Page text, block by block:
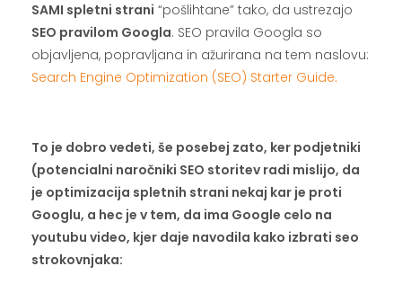
SAMI spletni strani “pošlihtane” tako, da ustrezajo
SEO pravilom Googla. SEO pravila Googla so
objavljena, popravljana in ažurirana na tem naslovu:
Search Engine Optimization (SEO) Starter Guide.
To je dobro vedeti, še posebej zato, ker podjetniki
(potencialni naročniki SEO storitev radi mislijo, da
je optimizacija spletnih strani nekaj kar je proti
Googlu, a hec je v tem, da ima Google celo na
youtubu video, kjer daje navodila kako izbrati seo
strokovnjaka: